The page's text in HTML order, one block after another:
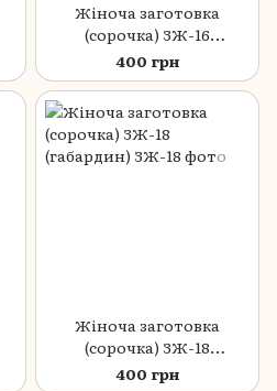
Жіноча заготовка
(сорочка) ЗЖ-16
(габардин)
400 грн
Жіноча заготовка
(сорочка) ЗЖ-18
(габардин)
400 грн